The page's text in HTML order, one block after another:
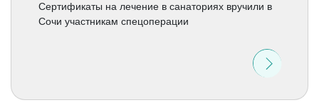
Сертификаты на лечение в санаториях вручили в
Сочи участникам спецоперации